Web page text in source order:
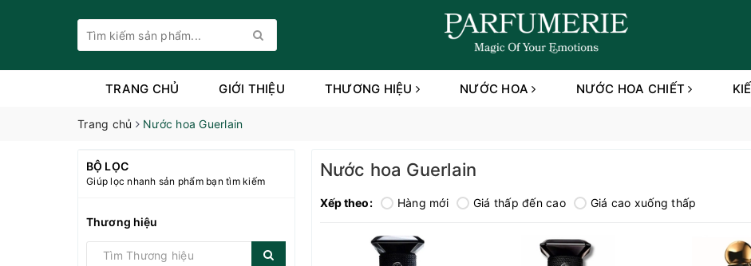
TRANG CHỦ GIỚI THIỆU THƯƠNG HIỆU NƯỚC HOA NƯỚC HOA CHIẾT
Trang chủ Nước hoa Guerlain
BỘ LỌC
Giúp lọc nhanh sản phẩm bạn tìm kiếm
Thương hiệu
Nước hoa Guerlain
Xếp theo: Hàng mới Giá thấp đến cao Giá cao xuống thấp